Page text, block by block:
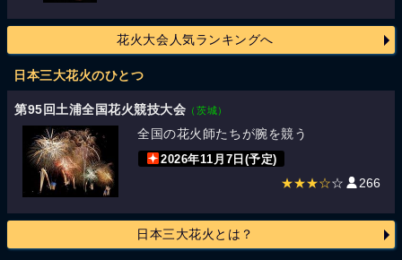
花火大会人気ランキングへ
日本三大花火のひとつ
第95回土浦全国花火競技大会 （茨城）
全国の花火師たちが腕を競う
2026年11月7日(予定)
★★★☆☆ 266
日本三大花火とは？